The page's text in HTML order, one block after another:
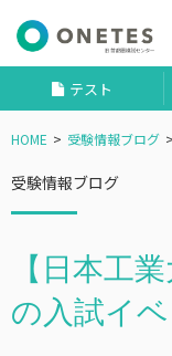
テスト
HOME 受験情報ブログ
受験情報ブログ
【日本工
の入試イベ